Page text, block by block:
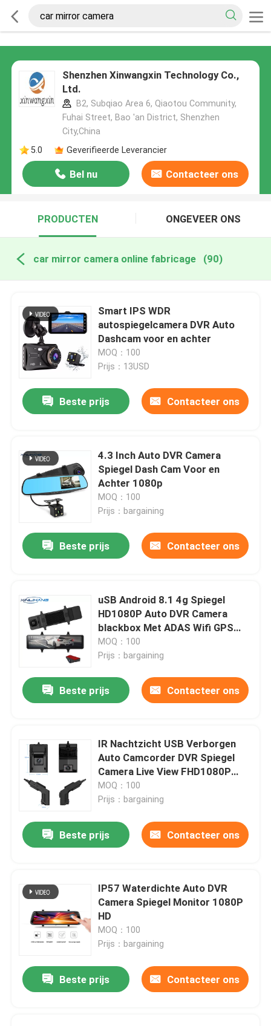
Shenzhen Xinwangxin Technology Co.,
Ltd.
B2, Subqiao Area 6, Qiaotou Community,
Fuhai Street, Bao 'an District, Shenzhen
City,China
5.0
Geverifieerde Leverancier
Bel nu Contacteer ons
PRODUCTEN ONGEVEER ONS
car mirror camera online fabricage (90)
Smart IPS WDR
autospiegelcamera DVR Auto
Dashcam voor en achter
MOQ：100
Prijs：13USD
Beste prijs Contacteer ons
4.3 Inch Auto DVR Camera
Spiegel Dash Cam Voor en
Achter 1080p
MOQ：100
Prijs：bargaining
Beste prijs Contacteer ons
uSB Android 8.1 4g Spiegel
HD1080P Auto DVR Camera
blackbox Met ADAS Wifi GPS
Navigatie
MOQ：100
Prijs：bargaining
Beste prijs Contacteer ons
IR Nachtzicht USB Verborgen
Auto Camcorder DVR Spiegel
Camera Live View FHD1080P
Remote View
MOQ：100
Prijs：bargaining
Beste prijs Contacteer ons
IP57 Waterdichte Auto DVR
Camera Spiegel Monitor 1080P
HD
MOQ：100
Prijs：bargaining
Beste prijs Contacteer ons